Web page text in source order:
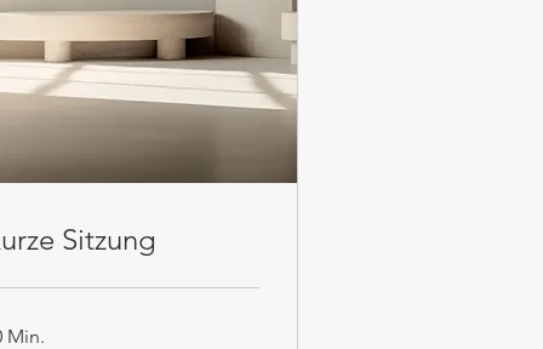
Sitzung
Min.